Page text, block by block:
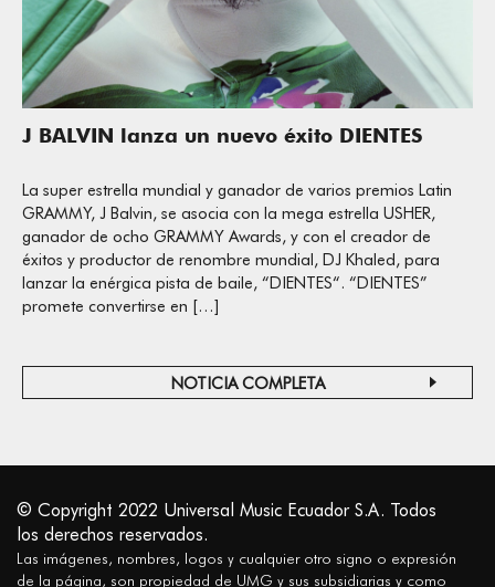
J BALVIN lanza un nuevo éxito DIENTES
La super estrella mundial y ganador de varios premios Latin
GRAMMY, J Balvin, se asocia con la mega estrella USHER,
ganador de ocho GRAMMY Awards, y con el creador de
éxitos y productor de renombre mundial, DJ Khaled, para
lanzar la enérgica pista de baile, “DIENTES“. “DIENTES”
promete convertirse en […]
NOTICIA COMPLETA
© Copyright 2022 Universal Music Ecuador S.A. Todos
los derechos reservados.
Las imágenes, nombres, logos y cualquier otro signo o expresión
de la página, son propiedad de UMG y sus subsidiarias y como